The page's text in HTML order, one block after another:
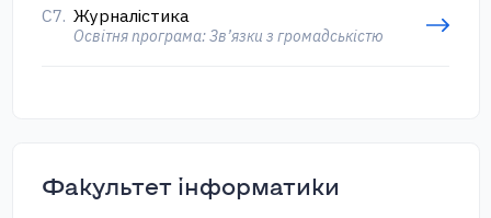
С7. Журналістика
Освітня програма: Зв’язки з громадськістю
Факультет інформатики